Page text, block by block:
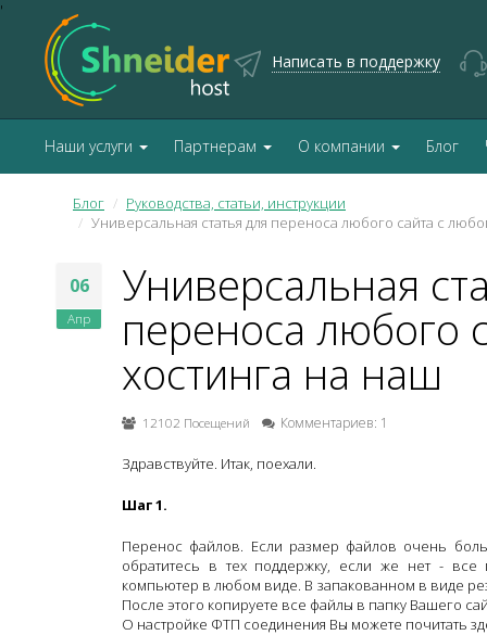
'
Написать в поддержку
Наши услуги Партнерам О компании Блог
Блог
Руководства, статьи, инструкции
Универсальная статья для переноса любого сайта с
06
Апр
Универсальная
переноса любого
хостинга на наш
12102 Посещений Комментариев: 1
Здравствуйте. Итак, поехали.
Шаг 1.
Перенос файлов. Если размер файлов очень
обратитесь в тех поддержку, если же нет -
компьютер в любом виде. В запакованном в виде
После этого копируете все файлы в папку Вашего
О настройке ФТП соединения Вы можете почитать